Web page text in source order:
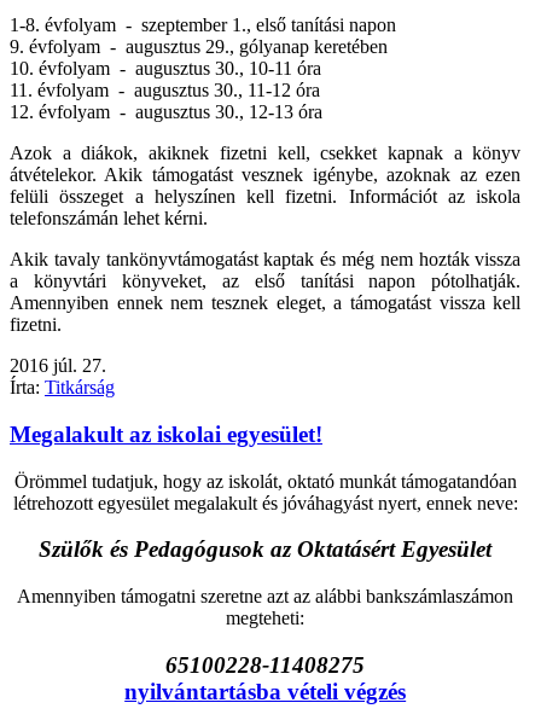
1-8. évfolyam - szeptember 1., első tanítási napon
9. évfolyam - augusztus 29., gólyanap keretében
10. évfolyam - augusztus 30., 10-11 óra
11. évfolyam - augusztus 30., 11-12 óra
12. évfolyam - augusztus 30., 12-13 óra
Azok a diákok, akiknek fizetni kell, csekket kapnak a könyv
átvételekor. Akik támogatást vesznek igénybe, azoknak az ezen
felüli összeget a helyszínen kell fizetni. Információt az iskola
telefonszámán lehet kérni.
Akik tavaly tankönyvtámogatást kaptak és még nem hozták vissza
a könyvtári könyveket, az első tanítási napon pótolhatják.
Amennyiben ennek nem tesznek eleget, a támogatást vissza kell
fizetni.
2016 júl. 27.
Írta: Titkárság
Megalakult az iskolai egyesület!
Örömmel tudatjuk, hogy az iskolát, oktató munkát támogatandóan
létrehozott egyesület megalakult és jóváhagyást nyert, ennek neve:
Szülők és Pedagógusok az Oktatásért Egyesület
Amennyiben támogatni szeretne azt az alábbi bankszámlaszámon
megteheti:
65100228-11408275
nyilvántartásba vételi végzés